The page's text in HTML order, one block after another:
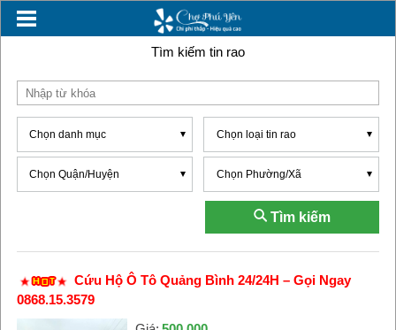
Tìm kiếm tin rao
Chọn danh mục Chọn loại tin rao
Chọn Quận/Huyện Chọn Phường/Xã
Tìm kiếm
Cứu Hộ Ô Tô Quảng Bình 24/24H – Gọi Ngay
0868.15.3579